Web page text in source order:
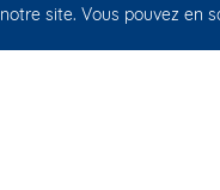
site. Vous pouvez en